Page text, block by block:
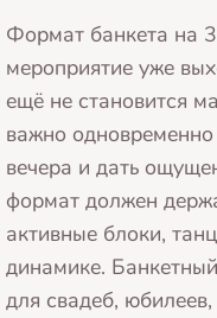
Формат банкета на
мероприятие уже
ещё не становится
важно одновременно
вечера и дать
формат должен
активные блоки,
динамике.
для свадеб,